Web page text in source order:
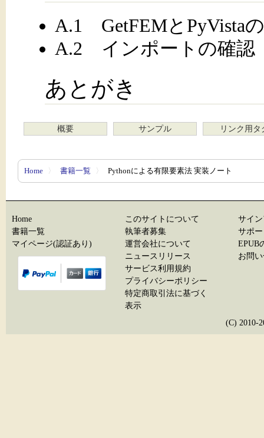
A.1 GetFEMとPyVista
A.2 インポートの確認
あとがき
概要 サンプル リンク用タ
Home 〉 書籍一覧 〉 Pythonによる有限要素法 実装ノート
Home
書籍一覧
マイページ(認証あり)
このサイトについて
執筆者募集
運営会社について
ニュースリリース
サービス利用規約
プライバシーポリシー
特定商取引法に基づく
表示
サイ
サポ
EPUB
お問
(C) 2010-